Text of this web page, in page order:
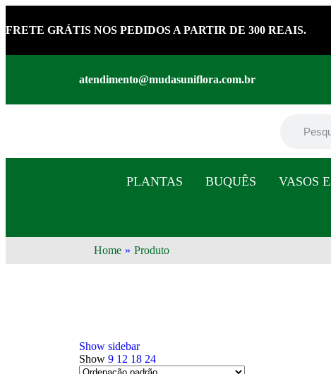
FRETE GRÁTIS NOS PEDIDOS A PARTIR DE 300 REAIS.
atendimento@mudasuniflora.com.br
PLANTAS BUQUÊS VASOS
Home » Produto
Show sidebar
Show 9 12 18 24